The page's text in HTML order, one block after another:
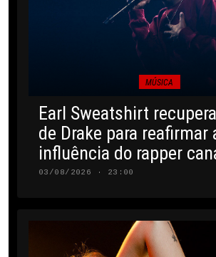
MÚSICA
Earl Sweatshirt
de Drake para reafirmar
influência do rapper
03/08/2026 · 23:00